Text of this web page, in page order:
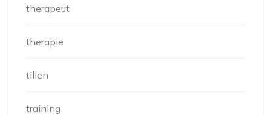
therapeut
therapie
tillen
training